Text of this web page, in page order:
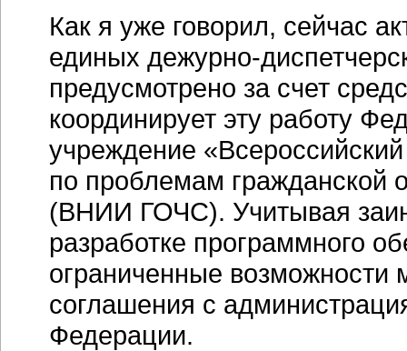
Как я уже говорил, сейчас
единых дежурно-
предусмотрено за счет
координирует эту работу
учреждение
по проблемам гражданской
(ВНИИ ГОЧС). Учитывая
разработке программного
ограниченные возможности
соглашения с
Федерации.